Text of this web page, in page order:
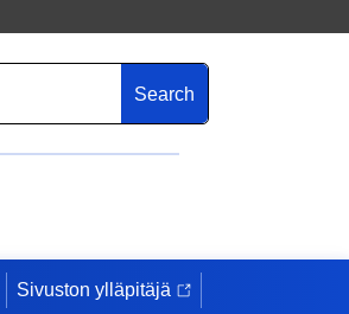
Search
Sivuston ylläpitäjä